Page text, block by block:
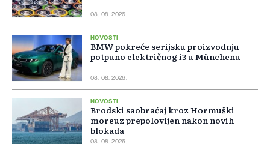
08. 08. 2026.
NOVOSTI
BMW pokreće serijsku proizvodnju
potpuno električnog i3 u Münchenu
08. 08. 2026.
NOVOSTI
Brodski saobraćaj kroz Hormuški
moreuz prepolovljen nakon novih
blokada
08. 08. 2026.